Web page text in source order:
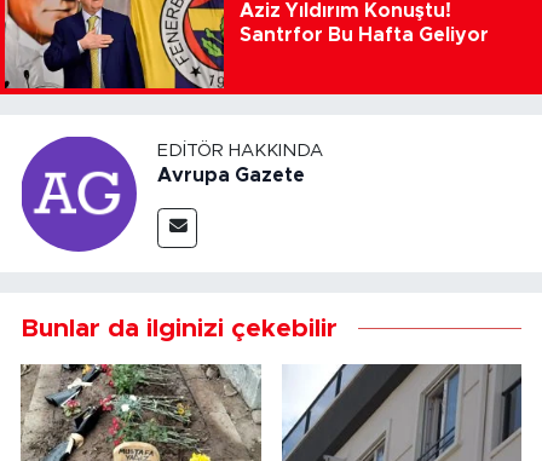
Aziz Yıldırım Konuştu!
Santrfor Bu Hafta Geliyor
EDITÖR HAKKINDA
Avrupa Gazete
Bunlar da ilginizi çekebilir